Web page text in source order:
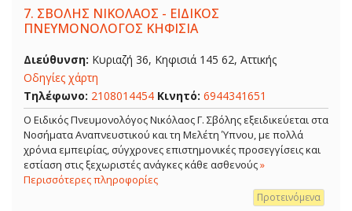
7. ΣΒΟΛΗΣ ΝΙΚΟΛΑΟΣ - ΕΙΔΙΚΟΣ
ΠΝΕΥΜΟΝΟΛΟΓΟΣ ΚΗΦΙΣΙΑ
Διεύθυνση: Κυριαζή 36, Κηφισιά 145 62, Αττικής
Οδηγίες χάρτη
Τηλέφωνο: 2108014454 Κινητό: 6944341651
O Ειδικός Πνευμονολόγος Νικόλαος Γ. Σβόλης εξειδικεύεται στα
Νοσήματα Αναπνευστικού και τη Μελέτη Ύπνου, με πολλά
χρόνια εμπειρίας, σύγχρονες επιστημονικές προσεγγίσεις και
εστίαση στις ξεχωριστές ανάγκες κάθε ασθενούς»
Περισσότερες πληροφορίες
Προτεινόμενα